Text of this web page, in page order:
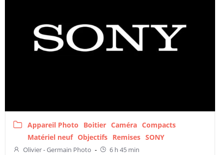
Appareil Photo Boitier Caméra Compacts
Matériel neuf Objectifs Remises SONY
Olivier - Germain Photo - 6 h 45 min